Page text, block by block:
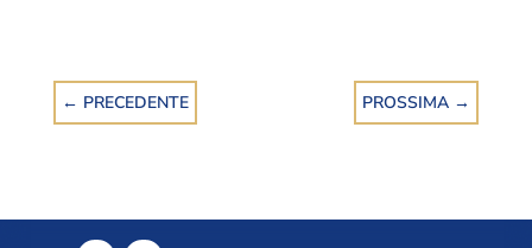
← PRECEDENTE PROSSIMA →